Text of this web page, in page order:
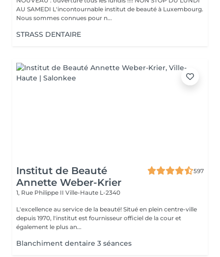
AU SAMEDI L'incontournable institut de beauté à Luxembourg.
Nous sommes connues pour n...
STRASS DENTAIRE
Institut de Beauté
Annette Weber-Krier
597
1, Rue Philippe II Ville-Haute L-2340
L'excellence au service de la beauté! Situé en plein centre-ville
depuis 1970, l'institut est fournisseur officiel de la cour et
également le plus an...
Blanchiment dentaire 3 séances